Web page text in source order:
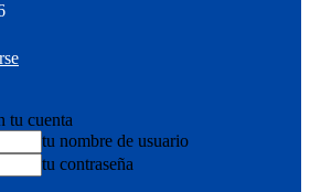
tu cuenta
tu nombre de usuario
tu contraseña